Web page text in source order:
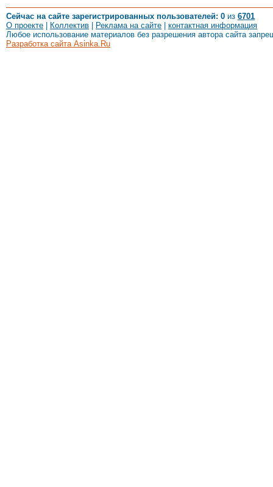
Сейчас на сайте зарегистрированных пользователей: 0 из 6701
О проекте
Коллектив Реклама на сайте
контактная информация
Любое использование материалов без разрешения автора сайта
Разработка сайта Asinka.Ru